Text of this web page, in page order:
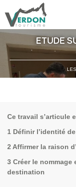
ETUDE
Ce travail s’articule
1 Définir l’identité
2 Affirmer la raison
3 Créer le
destination